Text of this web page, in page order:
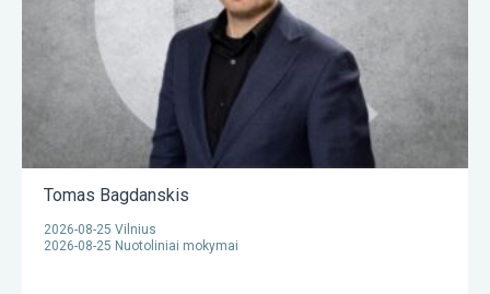
Tomas Bagdanskis
2026-08-25 Vilnius
2026-08-25 Nuotoliniai mokymai